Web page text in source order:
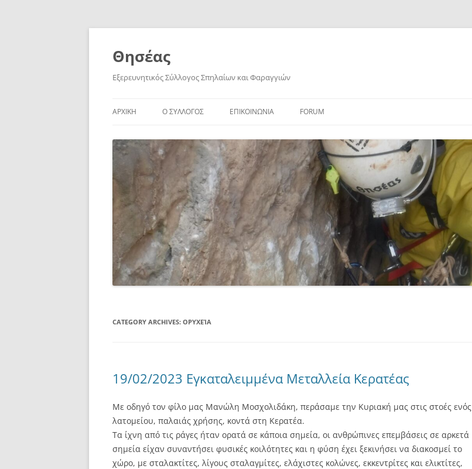
Skip
Θησέας
Εξερευνητικός Σύλλογος Σπηλαίων και Φαραγγιών
ΑΡΧΙΚΗ Ο ΣΥΛΛΟΓΟΣ ΕΠΙΚΟΙΝΩΝΙΑ FORUM
CATEGORY ARCHIVES: ΟΡΥΧΕΊΑ
19/02/2023 Εγκαταλειμμένα Μεταλλεία Κερατέας
Με οδηγό τον φίλο μας Μανώλη Μοσχολιδάκη, περάσαμε την Κυριακή μας στις στοές ενός
λατομείου, παλαιάς χρήσης, κοντά στη Κερατέα.
Τα ίχνη από τις ράγες ήταν ορατά σε κάποια σημεία, οι ανθρώπινες επεμβάσεις σε αρκετά
σημεία είχαν συναντήσει φυσικές κοιλότητες και η φύση έχει ξεκινήσει να διακοσμεί το
χώρο, με σταλακτίτες, λίγους σταλαγμίτες, ελάχιστες κολώνες, εκκεντρίτες και ελικτίτες,